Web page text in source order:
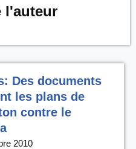
l'auteur
Des documents
les plans de
contre le
2010